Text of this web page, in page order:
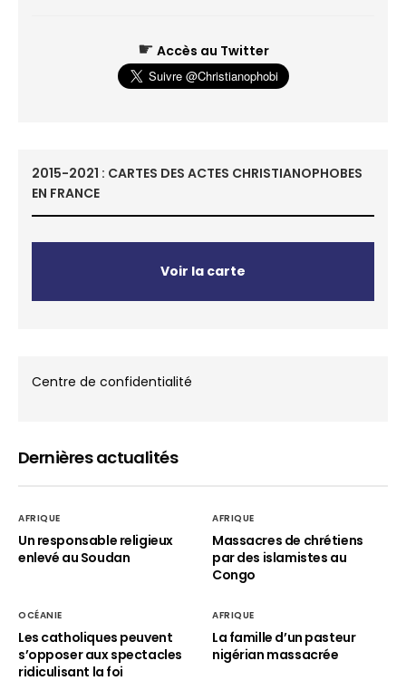
☛ Accès au Twitter
2015-2021 : CARTES DES ACTES CHRISTIANOPHOBES
EN FRANCE
Voir la carte
Centre de confidentialité
Dernières actualités
AFRIQUE
Un responsable religieux
enlevé au Soudan
AFRIQUE
Massacres de chrétiens
par des islamistes au
Congo
OCÉANIE
Les catholiques peuvent
s’opposer aux spectacles
ridiculisant la foi
AFRIQUE
La famille d’un pasteur
nigérian massacrée